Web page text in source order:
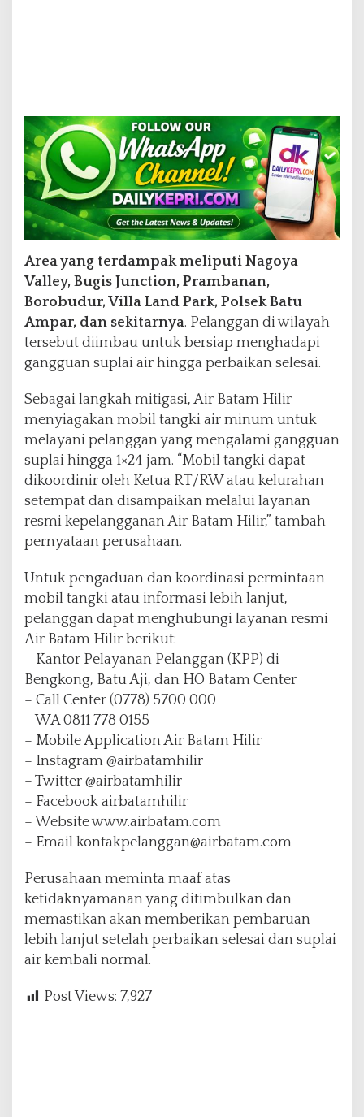
Area yang terdampak meliputi Nagoya
Valley, Bugis Junction, Prambanan,
Borobudur, Villa Land Park, Polsek Batu
Ampar, dan sekitarnya. Pelanggan di wilayah
tersebut diimbau untuk bersiap menghadapi
gangguan suplai air hingga perbaikan selesai.
Sebagai langkah mitigasi, Air Batam Hilir
menyiagakan mobil tangki air minum untuk
melayani pelanggan yang mengalami gangguan
suplai hingga 1×24 jam. “Mobil tangki dapat
dikoordinir oleh Ketua RT/RW atau kelurahan
setempat dan disampaikan melalui layanan
resmi kepelangganan Air Batam Hilir,” tambah
pernyataan perusahaan.
Untuk pengaduan dan koordinasi permintaan
mobil tangki atau informasi lebih lanjut,
pelanggan dapat menghubungi layanan resmi
Air Batam Hilir berikut:
– Kantor Pelayanan Pelanggan (KPP) di
Bengkong, Batu Aji, dan HO Batam Center
– Call Center (0778) 5700 000
– WA 0811 778 0155
– Mobile Application Air Batam Hilir
– Instagram @airbatamhilir
– Twitter @airbatamhilir
– Facebook airbatamhilir
– Website www.airbatam.com
– Email kontakpelanggan@airbatam.com
Perusahaan meminta maaf atas
ketidaknyamanan yang ditimbulkan dan
memastikan akan memberikan pembaruan
lebih lanjut setelah perbaikan selesai dan suplai
air kembali normal.
Post Views: 7,927